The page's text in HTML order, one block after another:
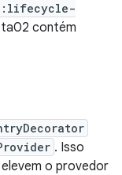
contém
. Isso
o provedor